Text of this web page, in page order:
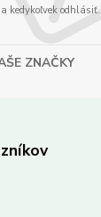
kedykoľvek odhlásiť.
ZNAČKY